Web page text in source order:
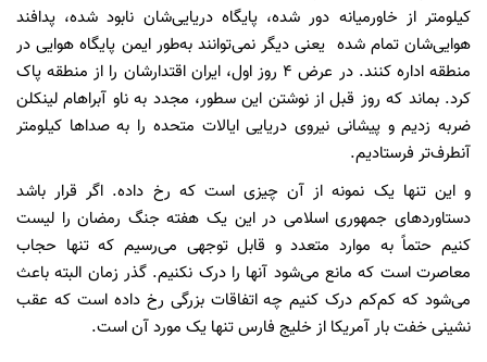
کیلومتر از خاورمیانه دور شده، پایگاه دریایی‌شان نابود شده، پدافند
هوایی‌شان تمام شده یعنی دیگر نمی‌توانند به‌طور ایمن پایگاه هوایی در
منطقه اداره کنند. در عرض ۴ روز اول، ایران اقتدارشان را از منطقه پاک
کرد. بماند که روز قبل از نوشتن این سطور، مجدد به ناو آبراهام لینکلن
ضربه زدیم و پیشانی نیروی دریایی ایالات متحده را به صداها کیلومتر
آنطرف‌تر فرستادیم.
و این تنها یک نمونه از آن چیزی است که رخ داده. اگر قرار باشد
دستاوردهای جمهوری اسلامی در این یک هفته جنگ رمضان را لیست
کنیم حتماً به موارد متعدد و قابل توجهی می‌رسیم که تنها حجاب
معاصرت است که مانع می‌شود آنها را درک نکنیم. گذر زمان البته باعث
می‌شود که کم‌کم درک کنیم چه اتفاقات بزرگی رخ داده است که عقب
نشینی خفت بار آمریکا از خلیج فارس تنها یک مورد آن است.